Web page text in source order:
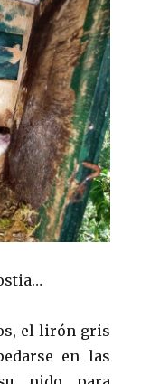
el lirón gris
en las